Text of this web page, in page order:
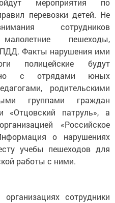
мероприятия по
перевозки детей. Не
сотрудников
пешеходы,
Факты нарушения ими
полицейские будут
с отрядами юных
родительскими
группами граждан
«Отцовский патруль», а
«Российское
о нарушениях
учебы пешеходов для
работы с ними.
сотрудники